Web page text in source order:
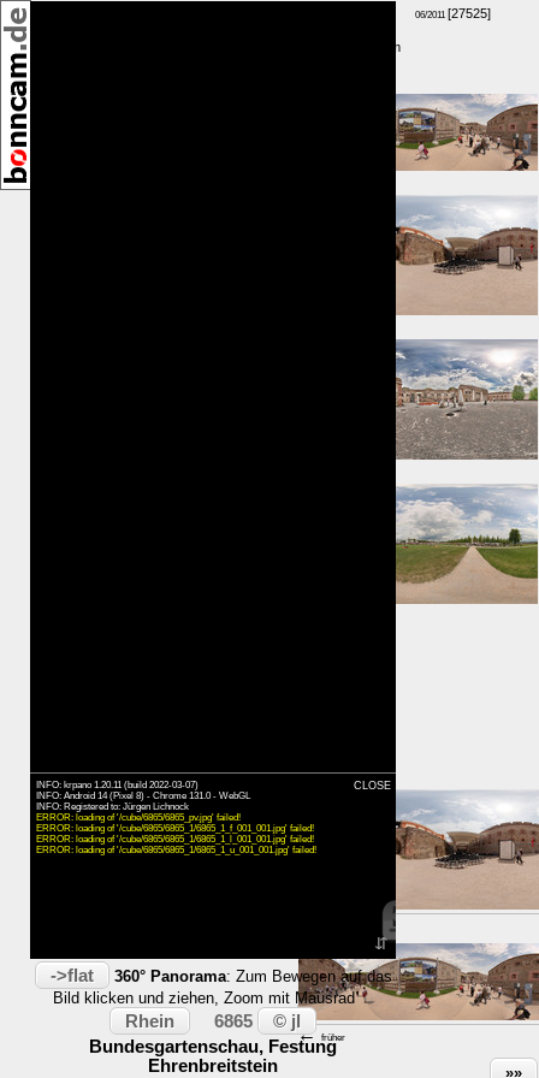
INFO: krpano 1.20.11 (build 2022-03-07)
INFO: Android 14 (Pixel 8) - Chrome 131.0 - WebGL
INFO: Registered to: Jürgen Lichnock
ERROR: loading of '/cube/6865/6865_pv.jpg' failed!
ERROR: loading of '/cube/6865/6865_1/6865_1_f_001_001.jpg' failed!
ERROR: loading of '/cube/6865/6865_1/6865_1_l_001_001.jpg' failed!
ERROR: loading of '/cube/6865/6865_1/6865_1_u_001_001.jpg' failed!
CLOSE
⇵
->flat 360° Panorama: Zum Bewegen auf das
Bild klicken und ziehen, Zoom mit Mausrad
Rhein 6865 © jl
Bundesgartenschau, Festung
Ehrenbreitstein
06/2011 [27525]
GPS-Höhe: 178m
Zeit:
← früher
»»